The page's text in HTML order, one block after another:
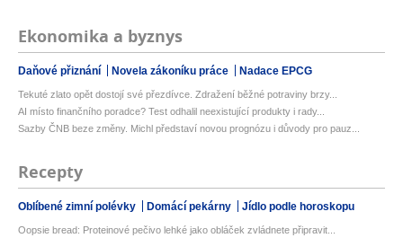
Ekonomika a byznys
Daňové přiznání Novela zákoníku práce Nadace EPCG
Tekuté zlato opět dostojí své přezdívce. Zdražení běžné potraviny brzy...
AI místo finančního poradce? Test odhalil neexistující produkty i rady...
Sazby ČNB beze změny. Michl představí novou prognózu i důvody pro pauz...
Recepty
Oblíbené zimní polévky Domácí pekárny Jídlo podle horoskopu
Oopsie bread: Proteinové pečivo lehké jako obláček zvládnete připravit...